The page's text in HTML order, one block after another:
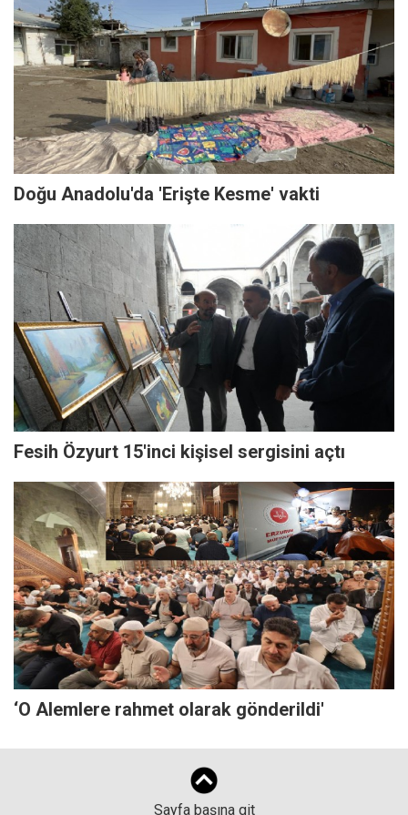
Doğu Anadolu'da 'Erişte Kesme' vakti
Fesih Özyurt 15'inci kişisel sergisini açtı
‘O Alemlere rahmet olarak gönderildi'
Sayfa başına git